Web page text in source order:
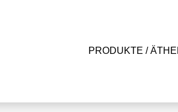
PRODUKTE /